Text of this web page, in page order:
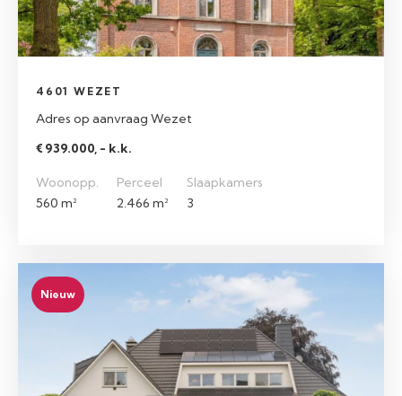
4601 WEZET
Adres op aanvraag Wezet
€ 939.000, - k.k.
Woonopp.
560 m²
Perceel
2.466 m²
Slaapkamers
3
Nieuw